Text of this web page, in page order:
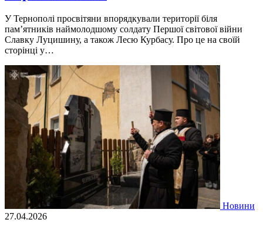
У Тернополі просвітяни впорядкували території біля
пам’ятників наймолодшому солдату Першої світової війни
Славку Луцишину, а також Лесю Курбасу. Про це на своїй
сторінці у…
Новини
27.04.2026